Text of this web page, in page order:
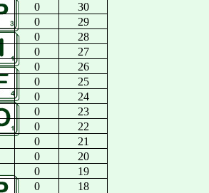
0
30
0
29
0
28
0
27
0
26
0
25
0
24
0
23
0
22
0
21
0
20
0
19
0
18